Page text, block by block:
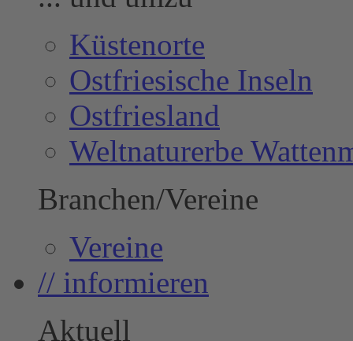
Küstenorte
Ostfriesische Inseln
Ostfriesland
Weltnaturerbe
Branchen/Vereine
Vereine
// informieren
Aktuell